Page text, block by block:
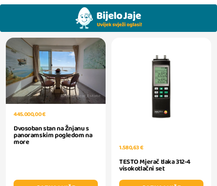
445.000,00 €
Dvosoban stan na Žnjanu s
panoramskim pogledom na
more
1.580,63 €
TESTO Mjerač tlaka 312-4
visokotlačni set